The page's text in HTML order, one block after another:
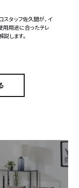
スタッフ佐久間が、イ
用用途に合ったテレ
説します。